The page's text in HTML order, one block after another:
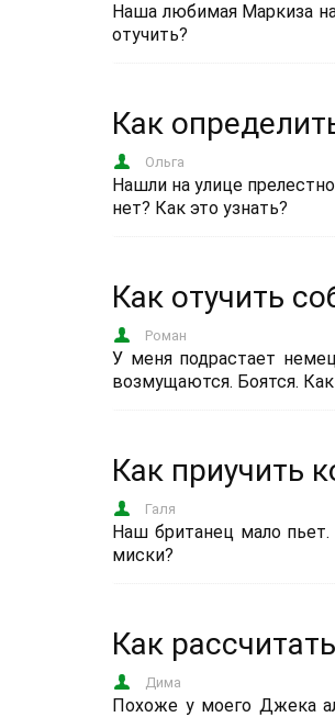
Наша любимая Маркиза
отучить?
Как
Ольга
Нашли на улице
нет? Как это узнать?
Как отучить
Роман
У меня подрастает
возмущаются. Боятся.
Как приучить
Галя
Наш британец мало
миски?
Как
Дима
Похоже у моего Джека